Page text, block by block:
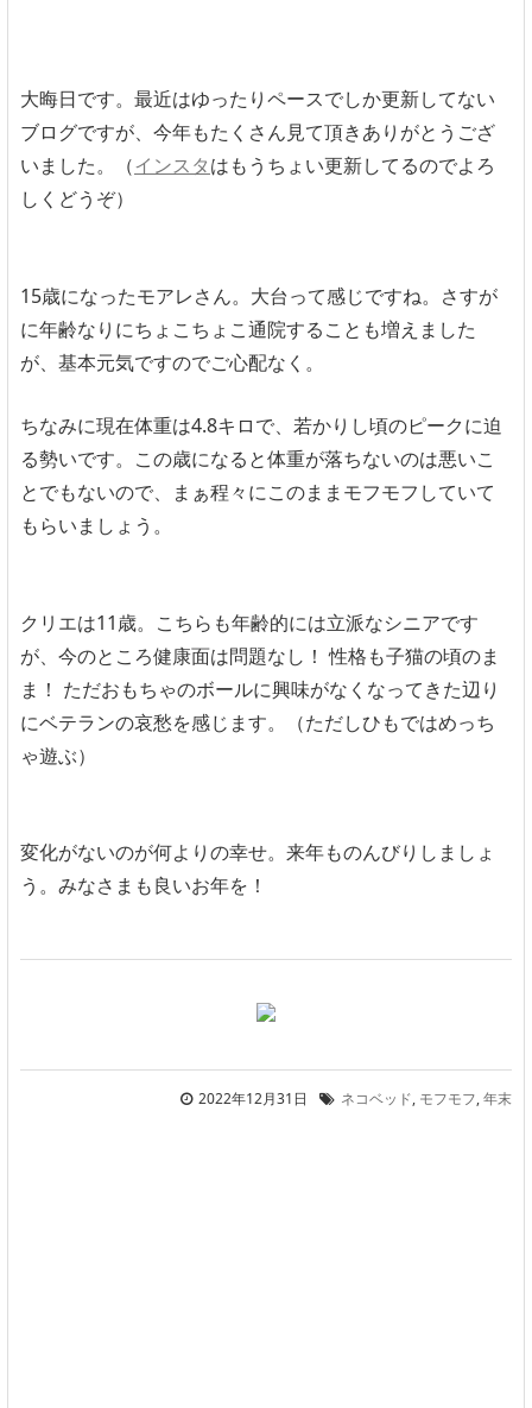
大晦日です。最近はゆったりペースでしか更新してない
ブログですが、今年もたくさん見て頂きありがとうござ
いました。（インスタはもうちょい更新してるのでよろ
しくどうぞ）
15歳になったモアレさん。大台って感じですね。さすが
に年齢なりにちょこちょこ通院することも増えました
が、基本元気ですのでご心配なく。
ちなみに現在体重は4.8キロで、若かりし頃のピークに迫
る勢いです。この歳になると体重が落ちないのは悪いこ
とでもないので、まぁ程々にこのままモフモフしていて
もらいましょう。
クリエは11歳。こちらも年齢的には立派なシニアです
が、今のところ健康面は問題なし！ 性格も子猫の頃のま
ま！ ただおもちゃのボールに興味がなくなってきた辺り
にベテランの哀愁を感じます。（ただしひもではめっち
ゃ遊ぶ）
変化がないのが何よりの幸せ。来年ものんびりしましょ
う。みなさまも良いお年を！
2022年12月31日 ネコベッド, モフモフ,年末